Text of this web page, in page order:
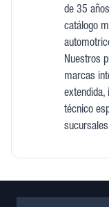
de 35
catálogo
Nuestros
marcas
extendida,
técnico